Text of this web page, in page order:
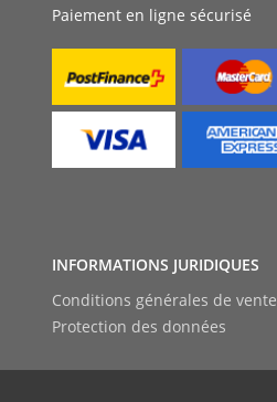
Protection des données
Conditions générales de vente
INFORMATIONS JURIDIQUES
Paiement en ligne sécurisé